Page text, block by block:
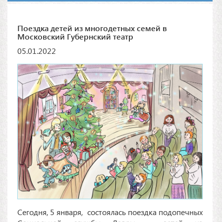
Поездка детей из многодетных семей в
Московский Губернский театр
05.01.2022
Сегодня, 5 января, состоялась поездка подопечных